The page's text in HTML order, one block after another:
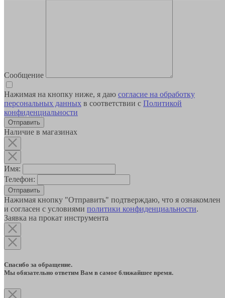
Сообщение
Нажимая на кнопку ниже, я даю согласие на обработку
персональных данных в соответствии с Политикой
конфиденциальности
Наличие в магазинах
Имя:
Телефон:
Отправить
Нажимая кнопку "Отправить" подтверждаю, что я ознакомлен
и согласен с условиями политики конфиденциальности.
Заявка на прокат инструмента
Спасибо за обращение.
Мы обязательно ответим Вам в самое ближайшее время.